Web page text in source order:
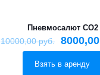
Пневмосалют СО2
10000,00руб. 8000,00
Взять в аренду